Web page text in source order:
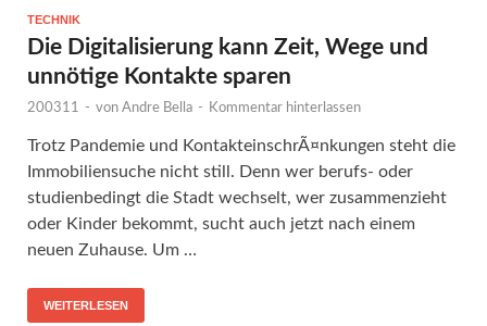
TECHNIK
Die Digitalisierung kann Zeit, Wege und
unnötige Kontakte sparen
200311 - von Andre Bella - Kommentar hinterlassen
Trotz Pandemie und KontakteinschrÃ¤nkungen steht die
Immobiliensuche nicht still. Denn wer berufs- oder
studienbedingt die Stadt wechselt, wer zusammenzieht
oder Kinder bekommt, sucht auch jetzt nach einem
neuen Zuhause. Um …
WEITERLESEN